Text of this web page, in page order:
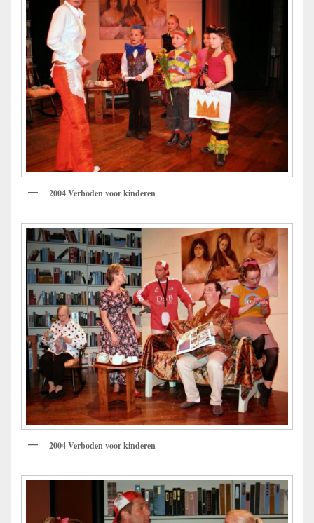
2004 Verboden voor kinderen
2004 Verboden voor kinderen